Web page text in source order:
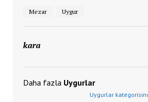
Mezar Uygur
kara
Daha fazla Uygurlar
Uygurlar